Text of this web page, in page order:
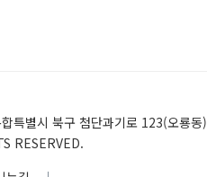
별시 북구 첨단과기로 123(오룡동)
RESERVED.